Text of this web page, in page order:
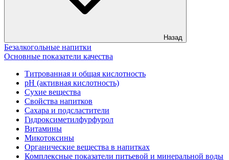
Назад
Безалкогольные напитки
Основные показатели качества
Титрованная и общая кислотность
рН (активная кислотность)
Сухие вещества
Свойства напитков
Сахара и подсластители
Гидроксиметилфурфурол
Витамины
Микотоксины
Органические вещества в напитках
Комплексные показатели питьевой и минеральной воды